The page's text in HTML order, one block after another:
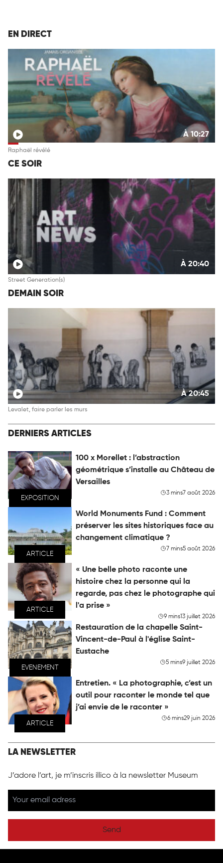
EN DIRECT
À 10:27
Raphaël révélé
CE SOIR
À 20:40
Street Generation(s)
DEMAIN SOIR
À 20:45
Levalet, faire parler les murs
DERNIERS ARTICLES
EXPOSITION
100 x Morellet : l’abstraction
géométrique s’installe au Château de
Versailles
3 mins7 août 2026
ARTICLE
World Monuments Fund : Comment
préserver les sites historiques face au
changement climatique ?
7 mins5 août 2026
ARTICLE
« Une belle photo raconte une
histoire chez la personne qui la
regarde, pas chez le photographe qui
l'a prise »
9 mins13 juillet 2026
EVENEMENT
Restauration de la chapelle Saint-
Vincent-de-Paul à l'église Saint-
Eustache
5 mins9 juillet 2026
ARTICLE
Entretien. « La photographie, c’est un
outil pour raconter le monde tel que
j’ai envie de le raconter »
6 mins29 juin 2026
LA NEWSLETTER
J’adore l’art, je m’inscris illico à la newsletter Museum
Send